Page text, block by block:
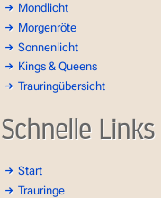
Mondlicht
Morgenröte
Sonnenlicht
Kings & Queens
Trauringübersicht
Schnelle Links
Start
Trauringe